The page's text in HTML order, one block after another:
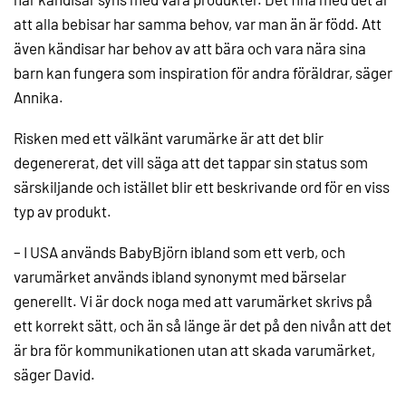
att alla bebisar har samma behov, var man än är född. Att
även kändisar har behov av att bära och vara nära sina
barn kan fungera som inspiration för andra föräldrar, säger
Annika.
Risken med ett välkänt varumärke är att det blir
degenererat, det vill säga att det tappar sin status som
särskiljande och istället blir ett beskrivande ord för en viss
typ av produkt.
– I USA används BabyBjörn ibland som ett verb, och
varumärket används ibland synonymt med bärselar
generellt. Vi är dock noga med att varumärket skrivs på
ett korrekt sätt, och än så länge är det på den nivån att det
är bra för kommunikationen utan att skada varumärket,
säger David.